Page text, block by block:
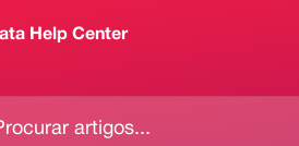
artigos...